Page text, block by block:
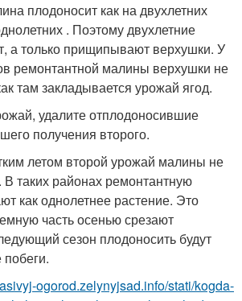
плодоносит как на двухлетних
. Поэтому двухлетние
а только прищипывают верхушки. У
ремонтантной малины верхушки не
там закладывается урожай ягод.
удалите отплодоносившие
получения второго.
летом второй урожай малины не
В таких районах ремонтантную
как однолетнее растение. Это
часть осенью срезают
сезон плодоносить будут
ogorod.zelynyjsad.info/stati/kogda-